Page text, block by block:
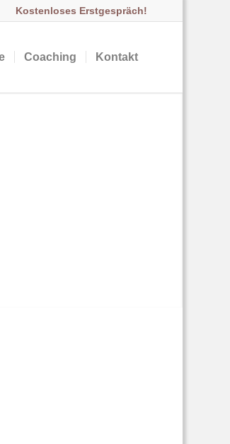
Kostenloses Erstgespräch!
Coaching Kontakt